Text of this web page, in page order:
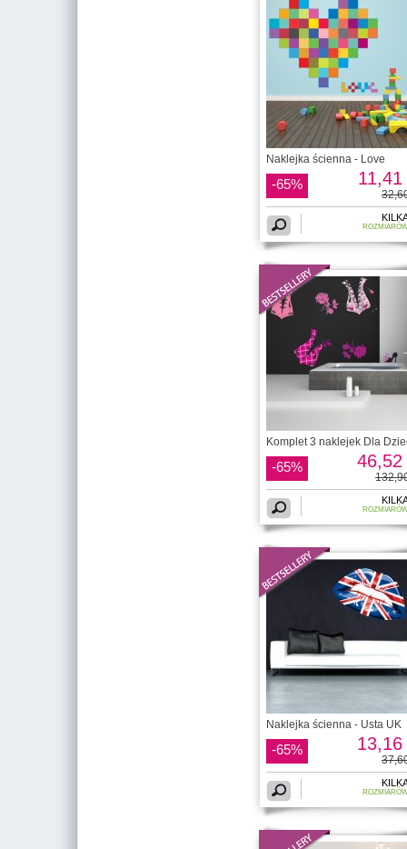
Naklejka ścienna - Love
-65% 11,41
Komplet 3 naklejek Dla
-65% 46,52
Naklejka ścienna - Usta UK
-65% 13,16